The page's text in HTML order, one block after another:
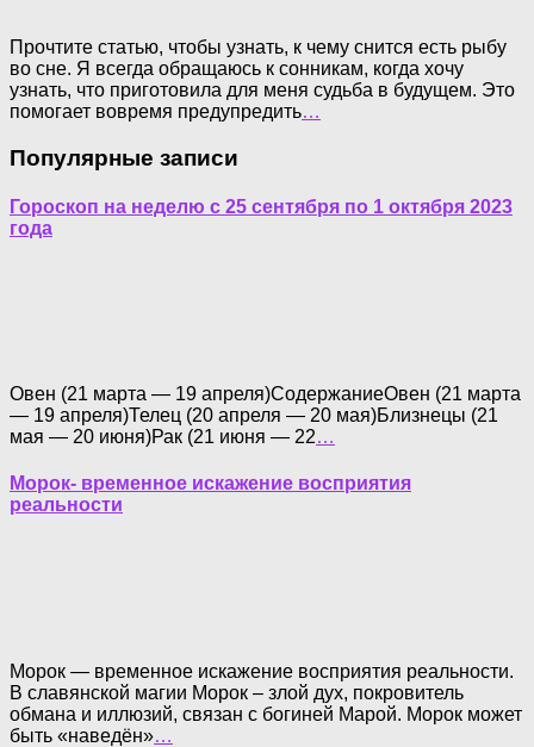
Прочтите статью, чтобы узнать, к чему снится есть рыбу
во сне. Я всегда обращаюсь к сонникам, когда хочу
узнать, что приготовила для меня судьба в будущем. Это
помогает вовремя предупредить…
Популярные записи
Гороскоп на неделю с 25 сентября по 1 октября 2023
года
Овен (21 марта — 19 апреля)СодержаниеОвен (21 марта
— 19 апреля)Телец (20 апреля — 20 мая)Близнецы (21
мая — 20 июня)Рак (21 июня — 22…
Морок- временное искажение восприятия
реальности
Морок — временное искажение восприятия реальности.
В славянской магии Морок – злой дух, покровитель
обмана и иллюзий, связан с богиней Марой. Морок может
быть «наведён»…